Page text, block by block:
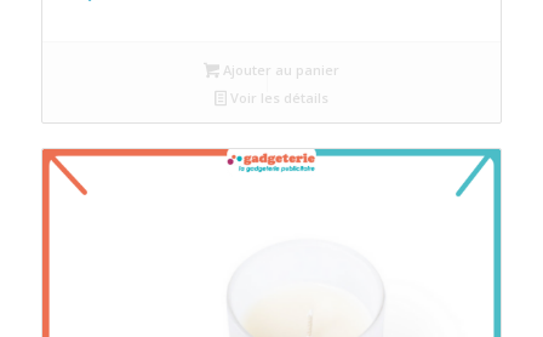
Ajouter au panier
Voir les détails